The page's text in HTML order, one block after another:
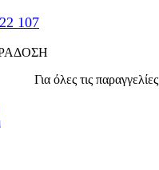
107
Για όλες τις παραγγελίες